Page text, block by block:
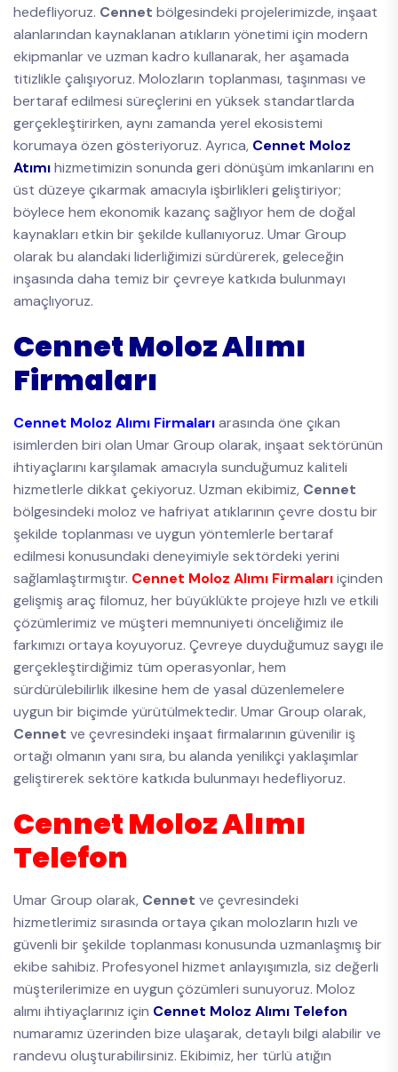
hedefliyoruz. Cennet bölgesindeki projelerimizde, inşaat
alanlarından kaynaklanan atıkların yönetimi için modern
ekipmanlar ve uzman kadro kullanarak, her aşamada
titizlikle çalışıyoruz. Molozların toplanması, taşınması ve
bertaraf edilmesi süreçlerini en yüksek standartlarda
gerçekleştirirken, aynı zamanda yerel ekosistemi
korumaya özen gösteriyoruz. Ayrıca, Cennet Moloz
Atımıhizmetimizin sonunda geri dönüşüm imkanlarını en
üst düzeye çıkarmak amacıyla işbirlikleri geliştiriyor;
böylece hem ekonomik kazanç sağlıyor hem de doğal
kaynakları etkin bir şekilde kullanıyoruz. Umar Group
olarak bu alandaki liderliğimizi sürdürerek, geleceğin
inşasında daha temiz bir çevreye katkıda bulunmayı
amaçlıyoruz.
Cennet Moloz Alımı
Firmaları
Cennet Moloz Alımı Firmalarıarasında öne çıkan
isimlerden biri olan Umar Group olarak, inşaat sektörünün
ihtiyaçlarını karşılamak amacıyla sunduğumuz kaliteli
hizmetlerle dikkat çekiyoruz. Uzman ekibimiz, Cennet
bölgesindeki moloz ve hafriyat atıklarının çevre dostu bir
şekilde toplanması ve uygun yöntemlerle bertaraf
edilmesi konusundaki deneyimiyle sektördeki yerini
sağlamlaştırmıştır. Cennet Moloz Alımı Firmalarıiçinden
gelişmiş araç filomuz, her büyüklükte projeye hızlı ve etkili
çözümlerimiz ve müşteri memnuniyeti önceliğimiz ile
farkımızı ortaya koyuyoruz. Çevreye duyduğumuz saygı ile
gerçekleştirdiğimiz tüm operasyonlar, hem
sürdürülebilirlik ilkesine hem de yasal düzenlemelere
uygun bir biçimde yürütülmektedir. Umar Group olarak,
Cennet ve çevresindeki inşaat firmalarının güvenilir iş
ortağı olmanın yanı sıra, bu alanda yenilikçi yaklaşımlar
geliştirerek sektöre katkıda bulunmayı hedefliyoruz.
Cennet Moloz Alımı
Telefon
Umar Group olarak, Cennet ve çevresindeki
hizmetlerimiz sırasında ortaya çıkan molozların hızlı ve
güvenli bir şekilde toplanması konusunda uzmanlaşmış bir
ekibe sahibiz. Profesyonel hizmet anlayışımızla, siz değerli
müşterilerimize en uygun çözümleri sunuyoruz. Moloz
alımı ihtiyaçlarınız için Cennet Moloz Alımı Telefon
numaramız üzerinden bize ulaşarak, detaylı bilgi alabilir ve
randevu oluşturabilirsiniz. Ekibimiz, her türlü atığın